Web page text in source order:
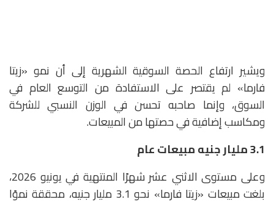
ويشير ارتفاع الحصة السوقية الشهرية إلى أن نمو «زيتا
فارما» لم يقتصر على الاستفادة من التوسع العام في
السوق، وإنما صاحبه تحسن في الوزن النسبي للشركة
ومكاسب إضافية في حصتها من المبيعات.
3.1مليار جنيه مبيعات عام
وعلى مستوى الاثني عشر شهرًا المنتهية في يونيو 2026،
بلغت مبيعات «زيتا فارما» نحو 3.1 مليار جنيه، محققة نموًا